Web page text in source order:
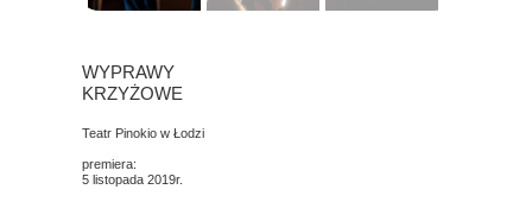
WYPRAWY
KRZYŻOWE
Teatr Pinokio w Łodzi
premiera:
5 listopada 2019r.